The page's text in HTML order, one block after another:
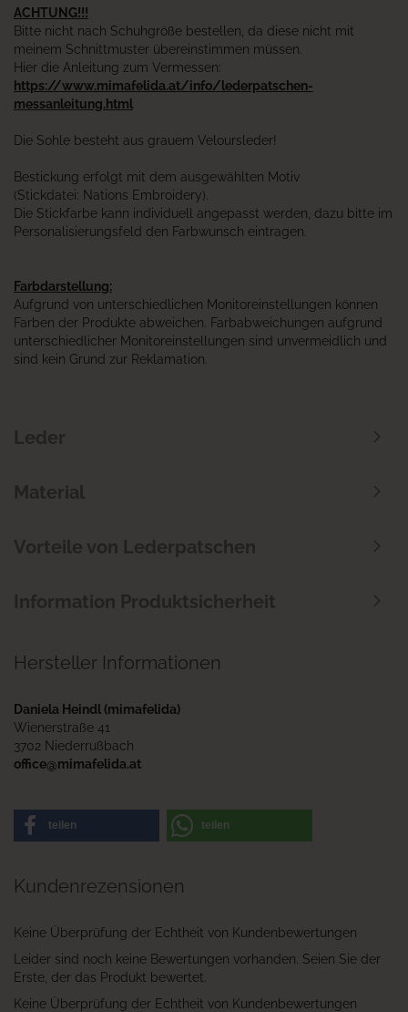
ACHTUNG!!!
Bitte nicht nach Schuhgröße bestellen, da diese nicht mit
meinem Schnittmuster übereinstimmen müssen.
Hier die Anleitung zum Vermessen:
https://www.mimafelida.at/info/lederpatschen-
messanleitung.html
Die Sohle besteht aus grauem Veloursleder!
Bestickung erfolgt mit dem ausgewählten Motiv
(Stickdatei: Nations Embroidery).
Die Stickfarbe kann individuell angepasst werden, dazu bitte im
Personalisierungsfeld den Farbwunsch eintragen.
Farbdarstellung:
Aufgrund von unterschiedlichen Monitoreinstellungen können
Farben der Produkte abweichen. Farbabweichungen aufgrund
unterschiedlicher Monitoreinstellungen sind unvermeidlich und
sind kein Grund zur Reklamation.
Leder
Material
Vorteile von Lederpatschen
Information Produktsicherheit
Hersteller Informationen
Daniela Heindl (mimafelida)
Wienerstraße 41
3702 Niederrußbach
office@mimafelida.at
teilen teilen
Kundenrezensionen
Keine Überprüfung der Echtheit von Kundenbewertungen
Leider sind noch keine Bewertungen vorhanden. Seien Sie der
Erste, der das Produkt bewertet.
Keine Überprüfung der Echtheit von Kundenbewertungen